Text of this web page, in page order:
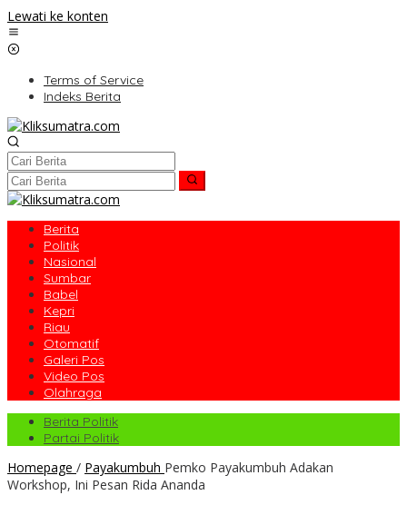
Lewati ke konten
Terms of Service
Indeks Berita
Berita
Politik
Nasional
Sumbar
Babel
Kepri
Riau
Otomatif
Galeri Pos
Video Pos
Olahraga
Berita Politik
Partai Politik
Homepage / Payakumbuh Pemko Payakumbuh Adakan
Workshop, Ini Pesan Rida Ananda